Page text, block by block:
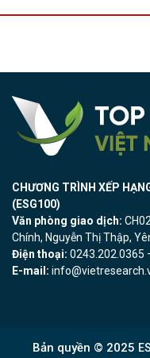
CHƯƠNG TRÌNH XẾP
(ESG100)
Văn phòng giao dịch:
Chính, Nguyễn Thị Thập,
Điện thoại: 0243.202.0365
E-mail:
Bản quyền © 2025